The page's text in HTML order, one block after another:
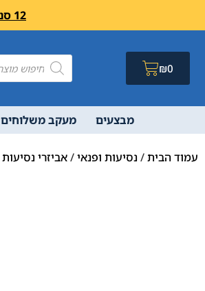
12 סניפים בפריסה ארצית – בואו לבקר לחיצה פה מעבר לרשימת הסניפים ושעות פעילות
₪0
מבצעים מעקב משלוחים
עמוד הבית/ נסיעות ופנאי/אביזרי נסיעות